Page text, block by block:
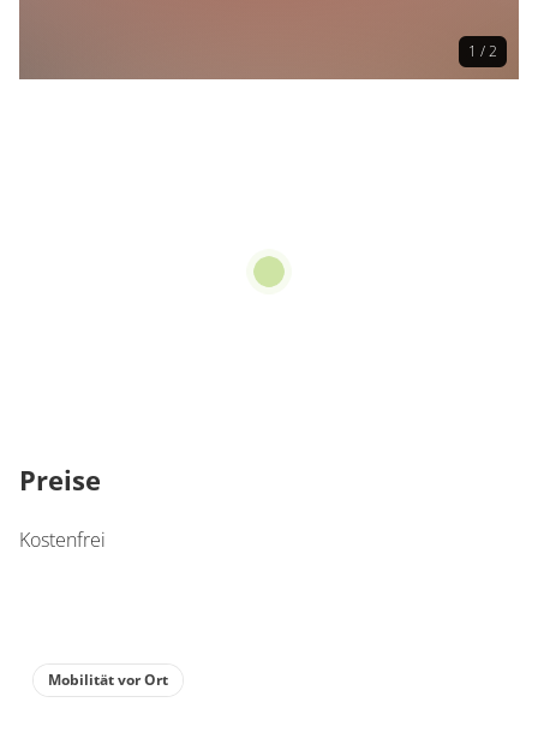
1 / 2
Preise
Kostenfrei
Mobilität vor Ort